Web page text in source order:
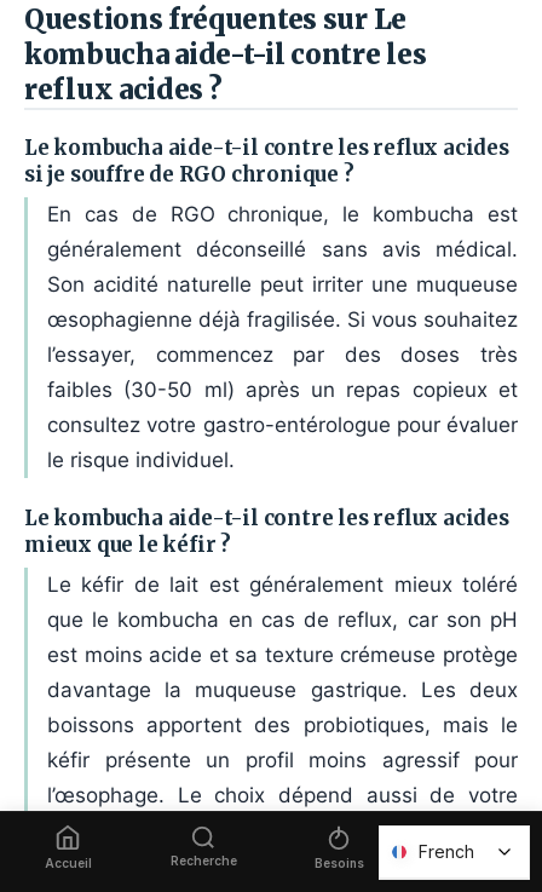
Questions fréquentes sur Le
kombucha aide-t-il contre les
reflux acides ?
Le kombucha aide-t-il contre les reflux acides
si je souffre de RGO chronique ?
En cas de RGO chronique, le kombucha est
généralement déconseillé sans avis médical.
Son acidité naturelle peut irriter une muqueuse
œsophagienne déjà fragilisée. Si vous souhaitez
l’essayer, commencez par des doses très
faibles (30-50 ml) après un repas copieux et
consultez votre gastro-entérologue pour évaluer
le risque individuel.
Le kombucha aide-t-il contre les reflux acides
mieux que le kéfir ?
Le kéfir de lait est généralement mieux toléré
que le kombucha en cas de reflux, car son pH
est moins acide et sa texture crémeuse protège
davantage la muqueuse gastrique. Les deux
boissons apportent des probiotiques, mais le
kéfir présente un profil moins agressif pour
l’œsophage. Le choix dépend aussi de votre
tolérance au lactose.
Accueil Recherche Besoins Favoris
French
French